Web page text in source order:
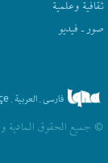
ثقافیة وعلمیة
صور ـ فيديو
فارسی. العربیة .
© جمیع الحقوق المادیة و